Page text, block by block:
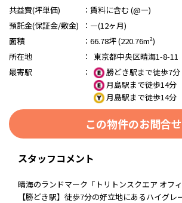
共益費(坪単価) ： 賃料に含む (@―)
預託金(保証金/敷金)
： ―(12ヶ月)
面積
： 66.78坪 (220.76m²)
所在地
：
東京都中央区晴海1-8-11
最寄駅
：
勝どき駅まで徒歩7分
月島駅まで徒歩14分
月島駅まで徒歩14分
この物件のお問合せ
スタッフコメント
晴海のランドマーク「トリトンスクエア オフィ
【勝どき駅】徒歩7分の好立地にあるハイグレ